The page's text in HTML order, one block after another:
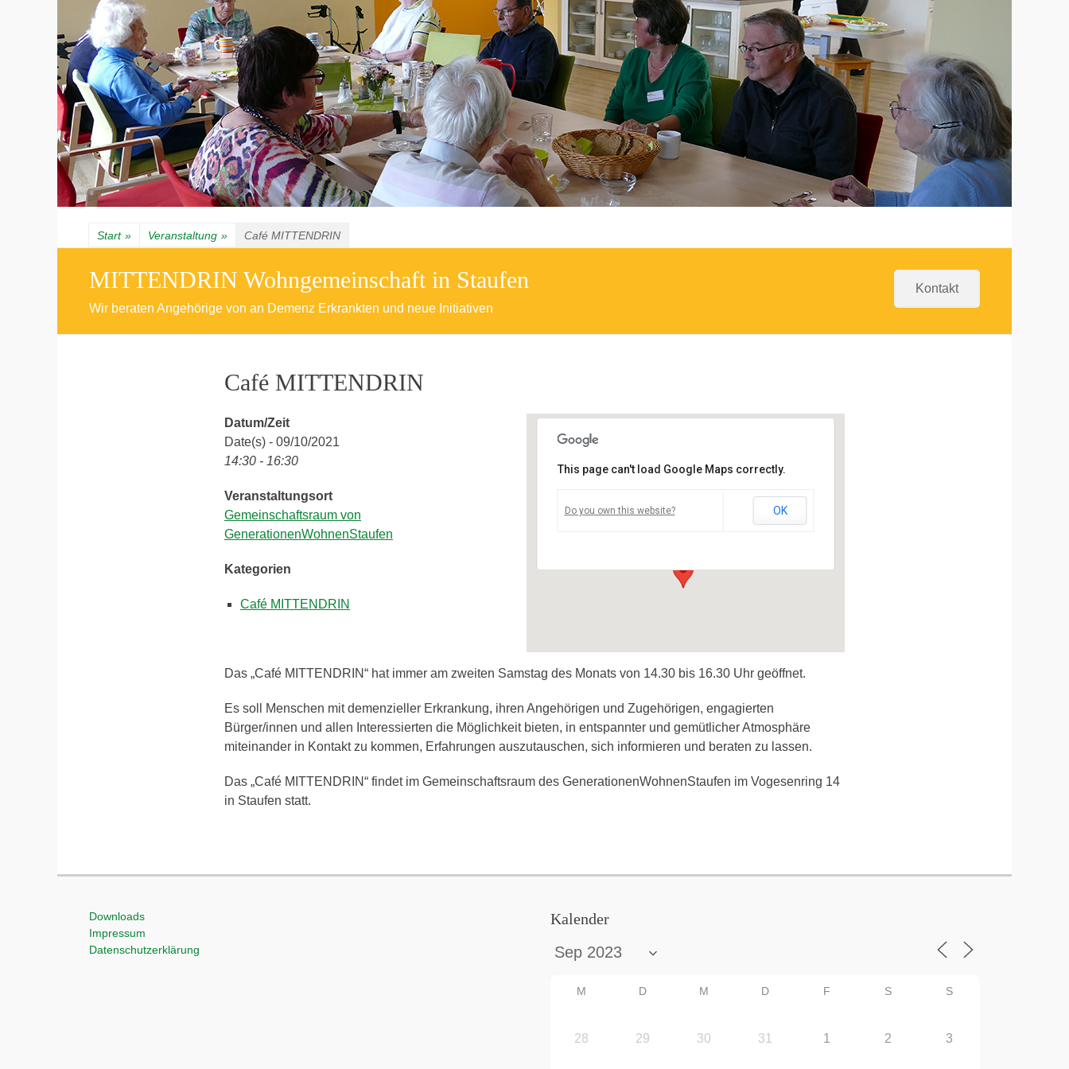
Start » Veranstaltung » Café MITTENDRIN
MITTENDRIN Wohngemeinschaft in Staufen
Wir beraten Angehörige von an Demenz Erkrankten und neue Initiativen
Kontakt
Café MITTENDRIN
Gemeinschaftsraum von
This page can't load Google Maps correctly.
Do you own this website? OK
Datum/Zeit
Date(s) - 09/10/2021
14:30 - 16:30
Veranstaltungsort
Gemeinschaftsraum von
GenerationenWohnenStaufen
Kategorien
Café MITTENDRIN
Das „Café MITTENDRIN“ hat immer am zweiten Samstag des Monats von 14.30 bis 16.30 Uhr geöffnet.
Es soll Menschen mit demenzieller Erkrankung, ihren Angehörigen und Zugehörigen, engagierten
Bürger/innen und allen Interessierten die Möglichkeit bieten, in entspannter und gemütlicher Atmosphäre
miteinander in Kontakt zu kommen, Erfahrungen auszutauschen, sich informieren und beraten zu lassen.
Das „Café MITTENDRIN“ findet im Gemeinschaftsraum des GenerationenWohnenStaufen im Vogesenring 14
in Staufen statt.
Downloads
Impressum
Datenschutzerklärung
Kalender
M D M D F S S
28 29 30 31 1 2 3